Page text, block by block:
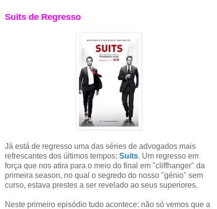
Suits de Regresso
Já está de regresso uma das séries de advogados mais
refrescantes dos últimos tempos: Suits. Um regresso em
força que nos atira para o meio do final em "cliffhanger" da
primeira season, no qual o segredo do nosso "génio" sem
curso, estava prestes a ser revelado ao seus superiores.
Neste primeiro episódio tudo acontece: não só vemos que a